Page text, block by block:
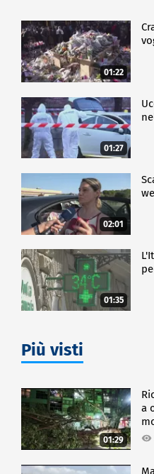
01:22
01:27
02:01
01:35
Più visti
01:29
a